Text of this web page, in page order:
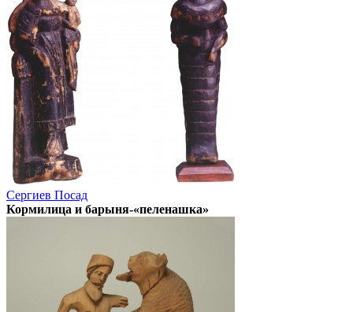
Сергиев Посад
Кормилица и барыня-«пеленашка»